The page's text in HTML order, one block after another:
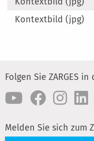
Kontextbild (jpg)
Folgen Sie ZARGES
Melden Sie sich zum